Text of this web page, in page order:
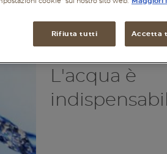
L'acqua è
Rifiuta tutti Accetta